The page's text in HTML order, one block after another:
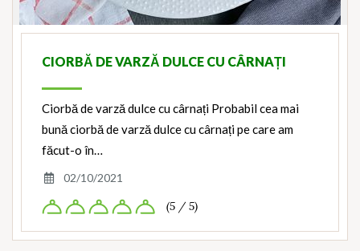
CIORBĂ DE VARZĂ DULCE CU CÂRNAȚI
Ciorbă de varză dulce cu cârnați Probabil cea mai
bună ciorbă de varză dulce cu cârnați pe care am
făcut-o în…
02/10/2021
(5 / 5)